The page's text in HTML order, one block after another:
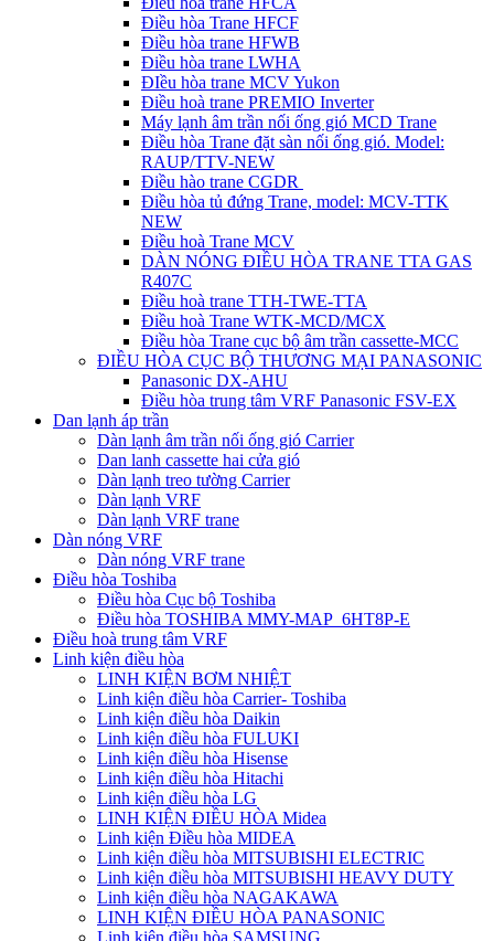
Điều hòa Trane HFCF
Điều hòa trane HFWB
Điều hòa trane LWHA
ĐIều hòa trane MCV Yukon
Điều hoà trane PREMIO Inverter
Máy lạnh âm trần nối ống gió MCD Trane
Điều hòa Trane đặt sàn nối ống gió. Model:
RAUP/TTV-NEW
Điều hào trane CGDR
Điều hòa tủ đứng Trane, model: MCV-TTK
NEW
Điều hoà Trane MCV
DÀN NÓNG ĐIỀU HÒA TRANE TTA GAS
R407C
Điều hoà trane TTH-TWE-TTA
Điều hoà Trane WTK-MCD/MCX
Điều hòa Trane cục bộ âm trần cassette-MCC
ĐIỀU HÒA CỤC BỘ THƯƠNG MẠI PANASONIC
Panasonic DX-AHU
Điều hòa trung tâm VRF Panasonic FSV-EX
Dan lạnh áp trần
Dàn lạnh âm trần nối ống gió Carrier
Dan lanh cassette hai cửa gió
Dàn lạnh treo tường Carrier
Dàn lạnh VRF
Dàn lạnh VRF trane
Dàn nóng VRF
Dàn nóng VRF trane
Điều hòa Toshiba
Điều hòa Cục bộ Toshiba
Điều hòa TOSHIBA MMY-MAP_6HT8P-E
Điều hoà trung tâm VRF
Linh kiện điều hòa
LINH KIỆN BƠM NHIỆT
Linh kiện điều hòa Carrier- Toshiba
Linh kiện điều hòa Daikin
Linh kiện điều hòa FULUKI
Linh kiện điều hòa Hisense
Linh kiện điều hòa Hitachi
Linh kiện điều hòa LG
LINH KIỆN ĐIỀU HÒA Midea
Linh kiện Điều hòa MIDEA
Linh kiện điều hòa MITSUBISHI ELECTRIC
Linh kiện điều hòa MITSUBISHI HEAVY DUTY
Linh kiện điều hòa NAGAKAWA
LINH KIỆN ĐIỀU HÒA PANASONIC
Linh kiện điều hòa SAMSUNG